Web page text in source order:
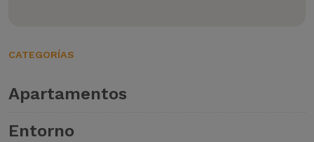
CATEGORÍAS
Apartamentos
Entorno